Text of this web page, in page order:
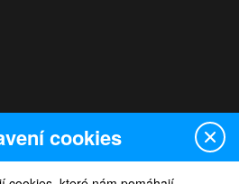
cookies